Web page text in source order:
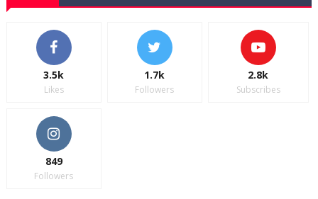
3.5k
Likes
1.7k
Followers
2.8k
Subscribes
849
Followers